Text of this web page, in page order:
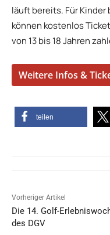
läuft bereits. Für
können kostenlos
von 13 bis 18 Jahren
Weitere Infos &
teilen
Vorheriger Artikel
Die 14. Golf-
des DGV